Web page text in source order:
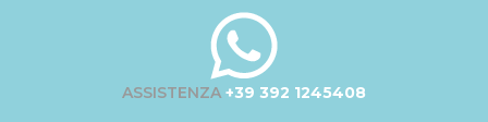
ASSISTENZA +39 392 1245408